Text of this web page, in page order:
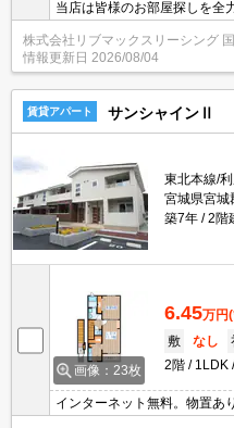
当店は皆様のお部屋探しを全
約の事等何でもお気軽にご相
株式会社リブマックスリーシング
情報更新日 2026/08/04
賃貸アパート サンシャインⅡ
東北本線/
宮城県宮城
築7年
2階
画像：23枚
6.45万円
敷
なし
2階
1LDK
インターネット無料。物置あ
次保証料2.2%)。室内物干し